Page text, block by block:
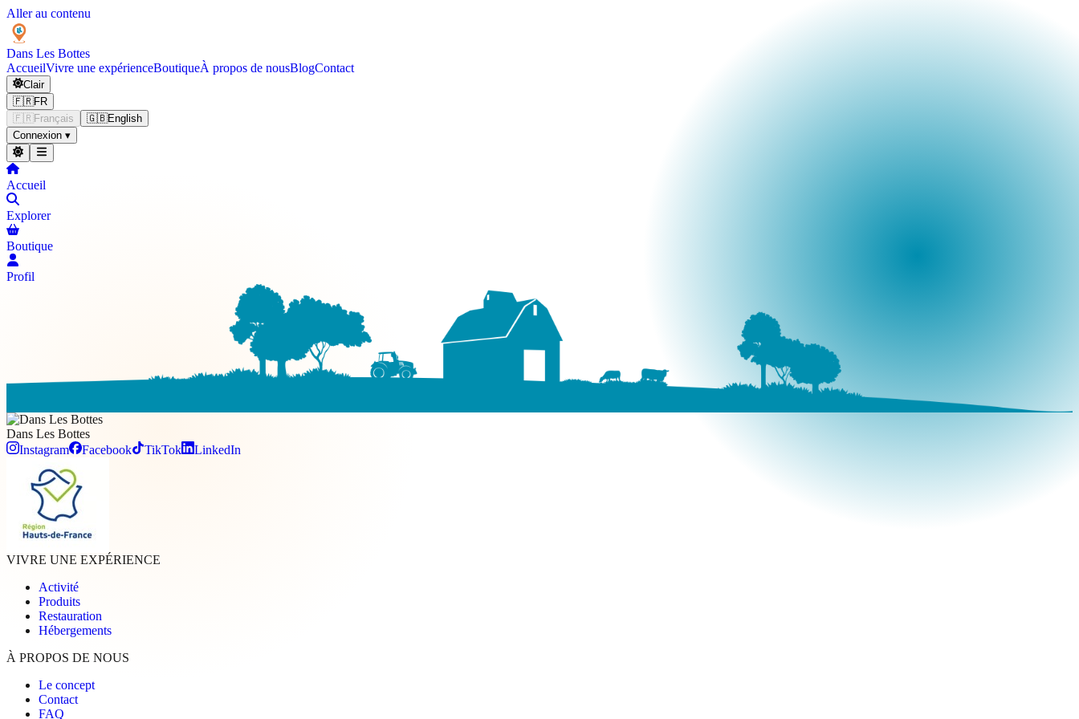
Aller au contenu
Dans Les Bottes
AccueilVivre une expérienceBoutiqueÀ propos de nousBlogContact
Clair
🇫🇷FR
🇫🇷 Français 🇬🇧English
Connexion ▾
Accueil
Explorer
Boutique
Profil
Dans Les Bottes
Instagram
Facebook TikTok LinkedIn
VIVRE UNE EXPÉRIENCE
Activité
Produits
Restauration
Hébergements
À PROPOS DE NOUS
Le concept
Contact
FAQ